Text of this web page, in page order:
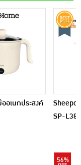
อเนกประสงค์
SP-
56%